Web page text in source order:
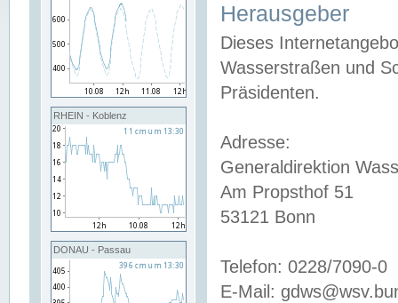
RHEIN - Koblenz
DONAU - Passau
Herausgeber
Dieses
Wasserstraßen und
Präsidenten.
Adresse:
Generaldirektion
Am Propsthof 51
53121 Bonn
Telefon: 0228/7090-0
E-Mail: